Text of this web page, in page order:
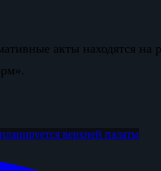
акты находятся
верхней палаты